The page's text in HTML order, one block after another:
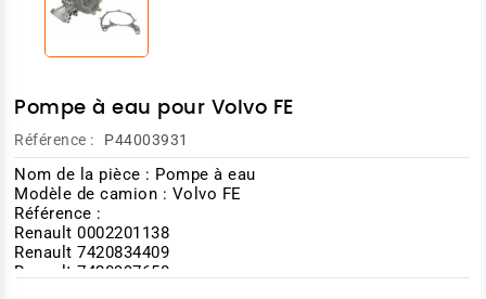
Pompe à eau pour Volvo FE
Référence : P44003931
Nom de la pièce : Pompe à eau
Modèle de camion : Volvo FE
Référence :
Renault 0002201138
Renault 7420834409
Renault 7420997650